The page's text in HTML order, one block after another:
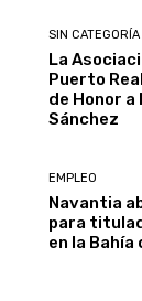
SIN CATEGORÍA
La
Puerto
de Honor a
Sánchez
EMPLEO
Navantia
para
en la Bahía